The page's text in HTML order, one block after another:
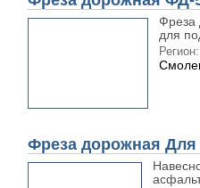
Фреза
для
Регион:
Фреза дорожная